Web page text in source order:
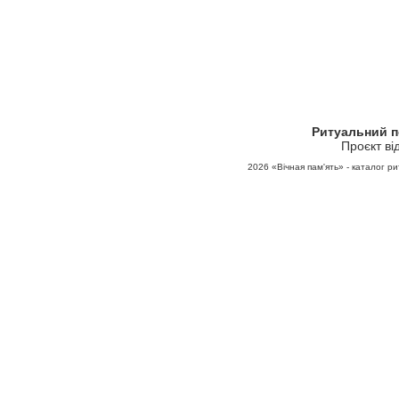
Ритуальний
Проєкт
2026 «Вічная пам'ять» - каталог